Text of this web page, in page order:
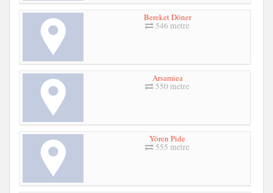
Bereket Döner
546 metre
Arsamiea
550 metre
Yören Pide
555 metre